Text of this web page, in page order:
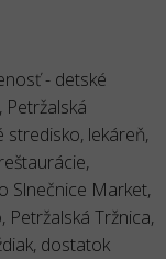
- detské
Petržalská
stredisko, lekáreň,
Slnečnice Market,
Petržalská Tržnica,
dostatok